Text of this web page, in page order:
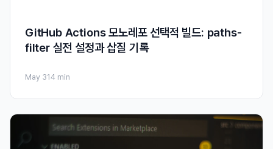
GitHub Actions 모노레포 선택적 빌드: paths-
filter 실전 설정과 삽질 기록
May 314 min